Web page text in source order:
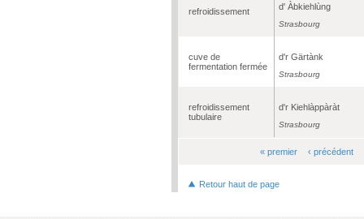
refroidissement d' Àbkiehlùng
Strasbourg
cuve de
fermentation fermée
d'r Gärtànk
Strasbourg
refroidissement
tubulaire
d'r Kiehlàppàràt
Strasbourg
« premier ‹ précédent
Retour haut de page